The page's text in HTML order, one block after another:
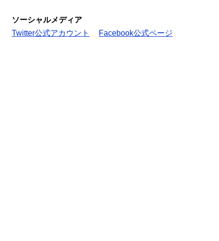
ソーシャルメディア
Twitter公式アカウント
Facebook公式ページ